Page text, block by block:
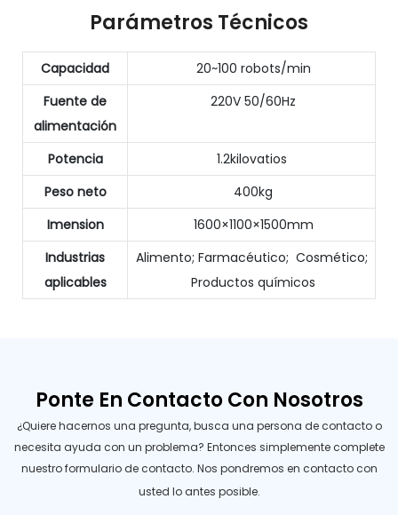
Parámetros Técnicos
Capacidad
20~100 robots/min
Fuente de
alimentación
220V 50/60Hz
Potencia
1.2kilovatios
Peso neto
400kg
Imension
1600×1100×1500mm
Industrias
aplicables
Alimento; Farmacéutico; Cosmético;
Productos químicos
Ponte En Contacto Con Nosotros
¿Quiere hacernos una pregunta, busca una persona de contacto o
necesita ayuda con un problema? Entonces simplemente complete
nuestro formulario de contacto. Nos pondremos en contacto con
usted lo antes posible.